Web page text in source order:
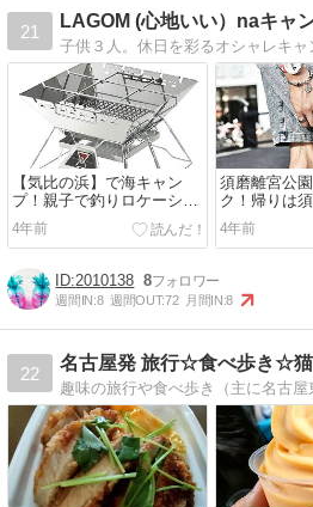
21
LAGOM (心地いい）naキャ
子供３人。休日を彩るオシャレキャ
【気比の浜】で海キャン
プ！親子で釣りロケーショ
ンは？
4年前
須磨離宮公
ク！帰りは
も堪能出来る
4年前
2010138 8
週間IN:8 週間OUT:72 月間IN:8
22
名古屋発 旅行☆食べ歩き☆